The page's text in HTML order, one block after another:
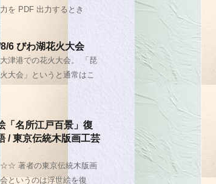
を PDF 出力するとき
6 びわ湖花火大会
津港での花火大会。 「琵
大会」というと通常はこ
「名所江戸百景」復
/ 東京伝統木版画工芸
著者の東京伝統木版画
というのは浮世絵を復